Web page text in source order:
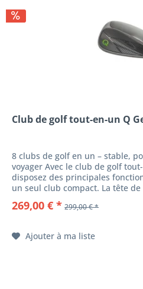
Club de golf tout-en-un Q
8 clubs de golf en un – stable,
voyager Avec le club de golf
disposez des principales
un seul club compact. La tête
269,00 € * 299,00 € *
Ajouter à ma liste